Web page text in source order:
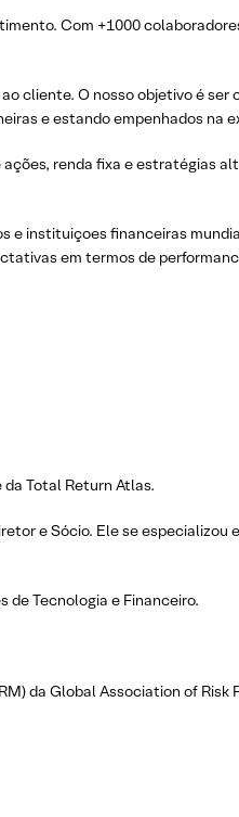
Com +1000
cliente. O nosso objetivo é ser
e estando empenhados na
renda fixa e estratégias
e instituiçoes financeiras
em termos de
Total Return Atlas.
e Sócio. Ele se especializou
Tecnologia e Financeiro.
da Global Association of Risk